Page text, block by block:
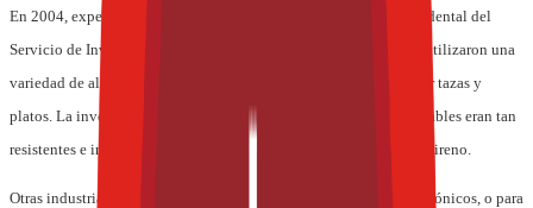
En 2004, expertos del Centro de Investigación de la Región Occidental del
Servicio de Investigación Agrícola (ARS, en sus siglas inglesas), utilizaron una
variedad de almidones distintos (trigo, patata y maíz) para fabricar tazas y
platos. La investigación demostraba que los productos biodegradables eran tan
resistentes e impermeables como sus homólogos hechos de poliestireno.
Otras industrias lo utilizan para fabricar CDs y componentes electrónicos, o para